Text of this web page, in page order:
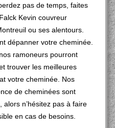
pas de temps, faites
Kevin couvreur
ou ses alentours.
dépanner votre cheminée.
ramoneurs pourront
trouver les meilleures
votre cheminée. Nos
de cheminées sont
n’hésitez pas à faire
en cas de besoins.